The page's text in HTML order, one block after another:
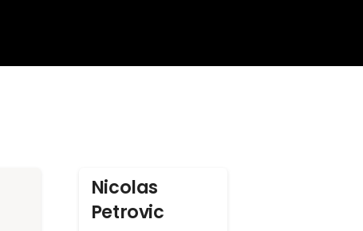
Nicolas
Petrovic